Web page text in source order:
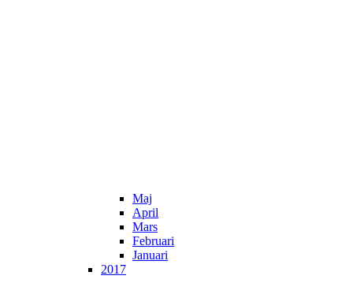
Maj
April
Mars
Februari
Januari
2017